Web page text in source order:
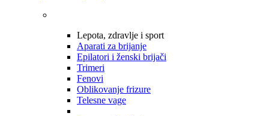
Lepota, zdravlje i sport
Aparati za brijanje
Epilatori i ženski brijači
Trimeri
Fenovi
Oblikovanje frizure
Telesne vage